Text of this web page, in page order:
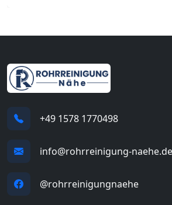
+49 1578 1770498
info@rohrreinigung-naehe.de
@rohrreinigungnaehe